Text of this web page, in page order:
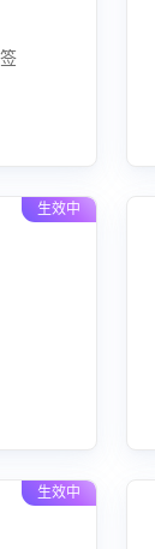
生效中
生效中